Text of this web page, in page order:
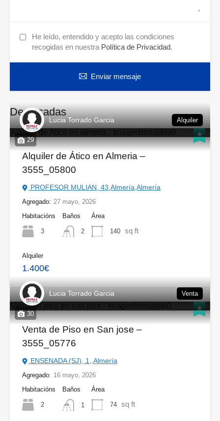
He leído, entendido y acepto las condiciones
recogidas en nuestra Política de Privacidad.
Enviar mensaje
Destacadas
29
Lucia Torrado Garcia Alquiler
Alquiler de Ático en Almeria –
3555_05800
PROFESOR MULIAN, 43,Almería,Almería
Agregado: 27 mayo, 2026
Habitacións
3
Baños
2
Área
140 sq ft
Alquiler
1.400€
30
Lucia Torrado Garcia Venta
Venta de Piso en San jose –
3555_05776
ENSENADA (SJ), 1,,Almería
Agregado: 16 mayo, 2026
Habitacións
2
Baños
1
Área
74 sq ft